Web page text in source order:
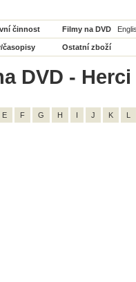
činnost Filmy na DVD
časopisy Ostatní zboží
DVD -
E F G H I J K L